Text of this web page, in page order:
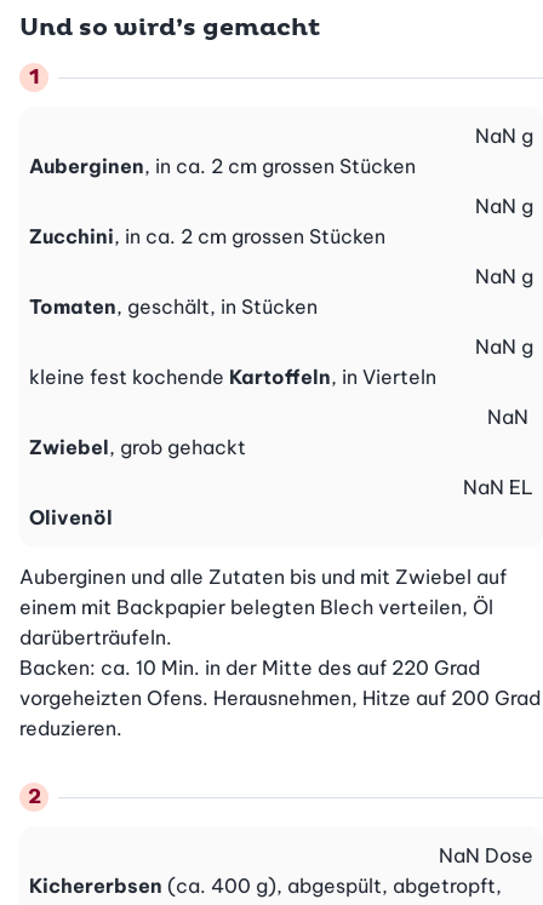
Und so wird’s gemacht
Auberginen, in ca. 2 cm grossen Stücken
NaN g
Zucchini, in ca. 2 cm grossen Stücken
NaN g
Tomaten, geschält, in Stücken
NaN g
kleine fest kochende Kartoffeln, in Vierteln
NaN g
Zwiebel, grob gehackt
NaN
Olivenöl
NaN EL
Auberginen und alle Zutaten bis und mit Zwiebel auf
einem mit Backpapier belegten Blech verteilen, Öl
darüberträufeln.
Backen: ca. 10 Min. in der Mitte des auf 220 Grad
vorgeheizten Ofens. Herausnehmen, Hitze auf 200 Grad
reduzieren.
Kichererbsen (ca. 400 g), abgespült, abgetropft,
NaN Dose